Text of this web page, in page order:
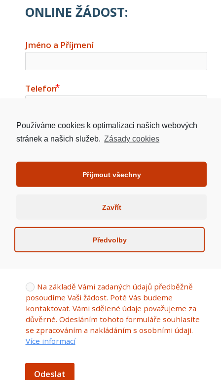
ONLINE ŽÁDOST:
Jméno a Příjmení
Telefon
Email
Adresa Nemovitosti
Požadovaná výše úvěru v Kč
Na základě Vámi zadaných údajů předběžně
posoudíme Vaši žádost. Poté Vás budeme
kontaktovat. Vámi sdělené údaje považujeme za
důvěrné. Odesláním tohoto formuláře souhlasíte
se zpracováním a nakládáním s osobními údaji.
Více informací
Odeslat
Používáme cookies k optimalizaci našich webových
stránek a našich služeb. Zásady cookies
Přijmout všechny
Zavřít
Předvolby